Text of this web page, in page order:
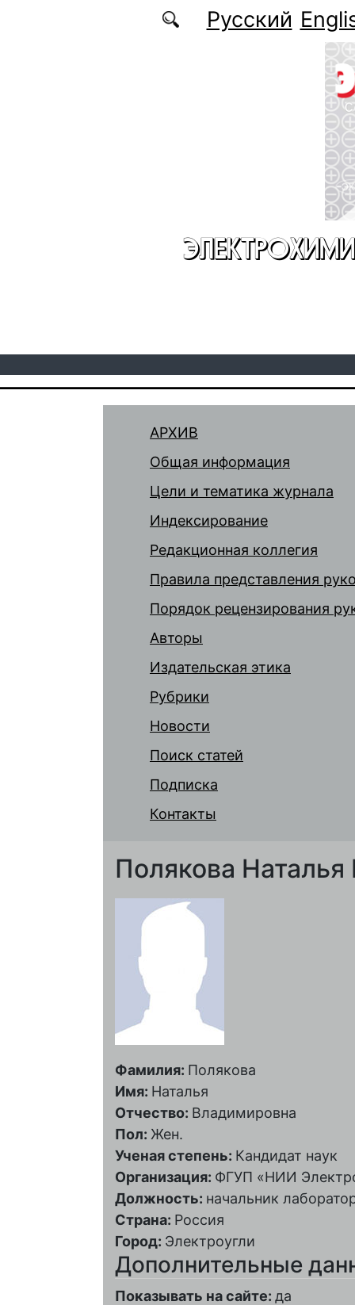
Перейти к основному содержаниюРусский
АРХИВ
Общая информация
Цели и тематика журнала
Индексирование
Редакционная коллегия
Правила представления
Порядок рецензирования
Авторы
Издательская этика
Рубрики
Новости
Поиск статей
Подписка
Контакты
Полякова
Фамилия: Полякова
Имя: Наталья
Отчество: Владимировна
Пол: Жен.
Ученая степень: Кандидат наук
Организация: ФГУП «НИИ
Должность: начальник
Страна: Россия
Город: Электроугли
Дополнительные
Показывать на сайте: да